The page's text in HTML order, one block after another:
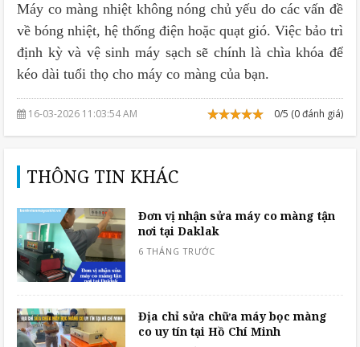
Máy co màng nhiệt không nóng chủ yếu do các vấn đề
về bóng nhiệt, hệ thống điện hoặc quạt gió. Việc bảo trì
định kỳ và vệ sinh máy sạch sẽ chính là chìa khóa để
kéo dài tuổi thọ cho máy co màng của bạn.
16-03-2026 11:03:54 AM 0/5 (0 đánh giá)
THÔNG TIN KHÁC
Đơn vị nhận sửa máy co màng tận
nơi tại Daklak
Địa chỉ sửa chữa máy bọc màng
co uy tín tại Hồ Chí Minh